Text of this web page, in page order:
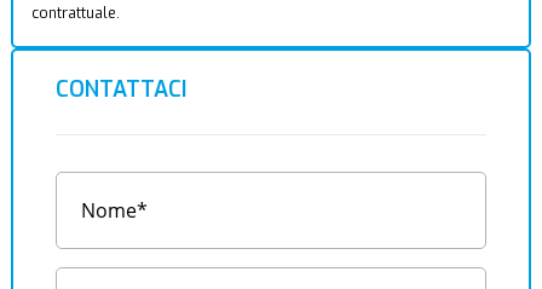
contrattuale.
CONTATTACI